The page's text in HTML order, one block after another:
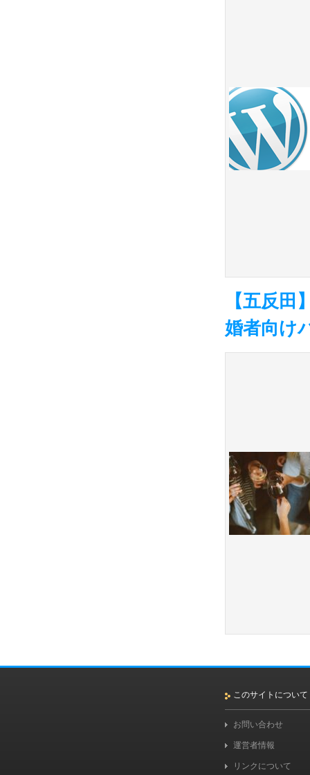
【五反
婚者向け
このサイトについて
お問い合わせ
運営者情報
リンクについて